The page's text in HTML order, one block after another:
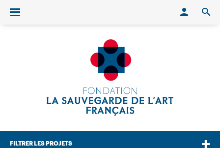
Ouvrir/fermer le menu
FILTRER LES PROJETS